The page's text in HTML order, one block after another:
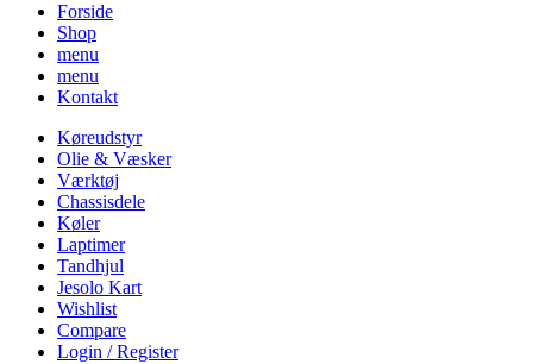
Forside
Shop
menu
menu
Kontakt
Køreudstyr
Olie & Væsker
Værktøj
Chassisdele
Køler
Laptimer
Tandhjul
Jesolo Kart
Wishlist
Compare
Login / Register